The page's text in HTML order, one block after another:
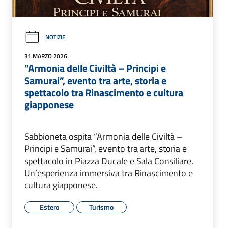
NOTIZIE
31 MARZO 2026
“Armonia delle Civiltà – Principi e
Samurai”, evento tra arte, storia e
spettacolo tra Rinascimento e cultura
giapponese
Sabbioneta ospita “Armonia delle Civiltà –
Principi e Samurai”, evento tra arte, storia e
spettacolo in Piazza Ducale e Sala Consiliare.
Un’esperienza immersiva tra Rinascimento e
cultura giapponese.
Estero Turismo